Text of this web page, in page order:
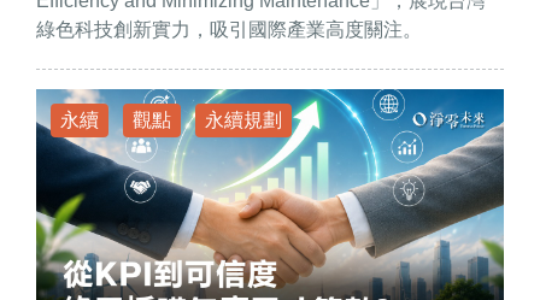
綠色科技創新實力，吸引國際產業高度關注。
永續 觀點 永續規劃